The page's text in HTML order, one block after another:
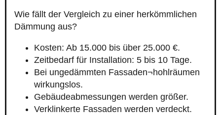
Wie fällt der Vergleich zu einer herkömmlichen
Dämmung aus?
Kosten: Ab 15.000 bis über 25.000 €.
Zeitbedarf für Installation: 5 bis 10 Tage.
Bei ungedämmten Fassaden¬hohlräumen
wirkungslos.
Gebäudeabmessungen werden größer.
Verklinkerte Fassaden werden verdeckt.